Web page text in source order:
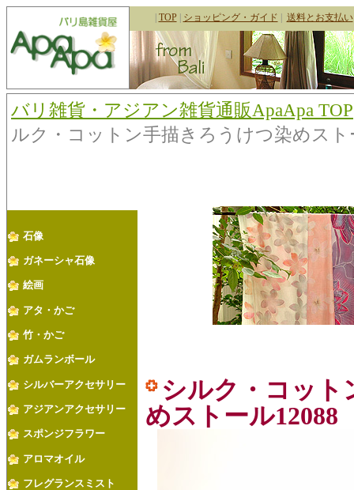
TOP ショッピング・ガイド 送料とお支払い
バリ雑貨・アジアン雑貨通販ApaApa TOP
ルク・コットン手描きろうけつ染めスト
石像
ガネーシャ石像
絵画
アタ・かご
竹・かご
ガムランボール
シルバーアクセサリー
アジアンアクセサリー
スポンジフラワー
アロマオイル
フレグランスミスト
シルク・コット
めストール12088